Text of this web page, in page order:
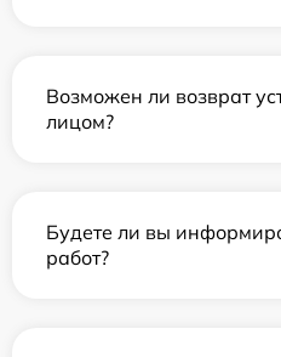
Возможен ли возврат
лицом?
Будете ли вы
работ?